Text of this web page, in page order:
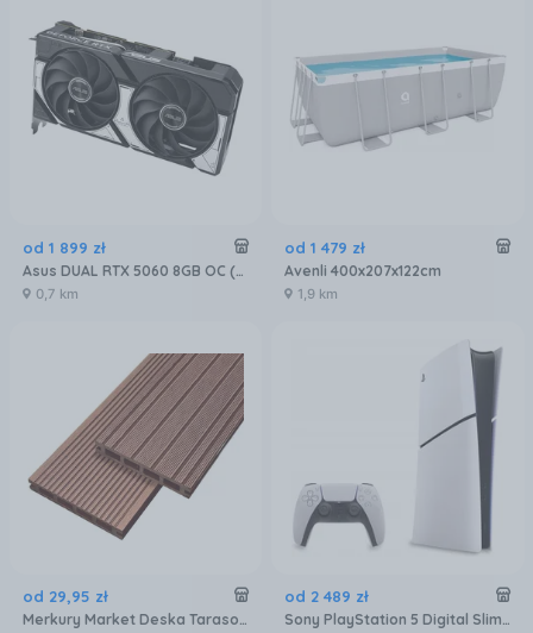
od 1 899 zł
Asus DUAL RTX 5060 8GB OC (90YV0N12M0NA00)
0,7 km
od 1 479 zł
Avenli 400x207x122cm
1,9 km
od 29,95 zł
Merkury Market Deska Tarasowa Mercado Basic Brąz 2000X120X20Mm MR5601072
od 2 489 zł
Sony PlayStation 5 Digital Slim 825GB